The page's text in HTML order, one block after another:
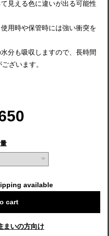
見える色に違いが出る可能性
用時や保管時には強い衝突を
分も吸収しますので、長時間
ざいます。
available
cart
まいの方向け